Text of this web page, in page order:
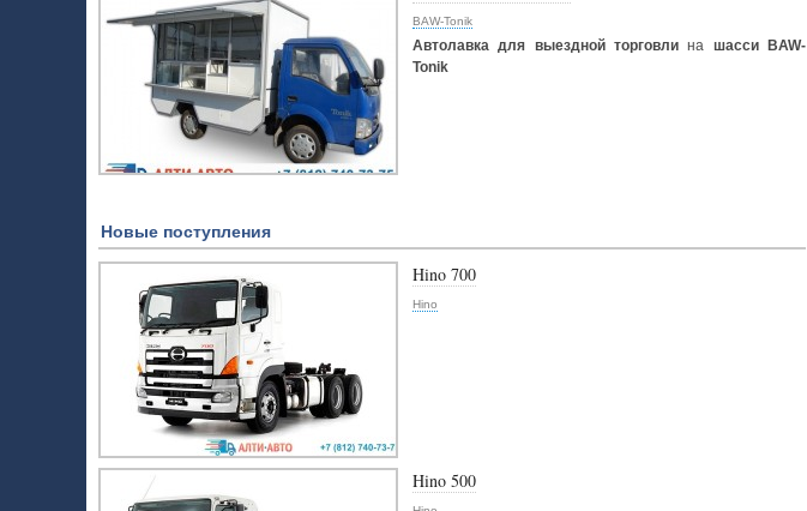
BAW-Tonik
Автолавка для выездной торговли на шасси BAW-
Tonik
Новые поступления
Hino 700
Hino
Hino 500